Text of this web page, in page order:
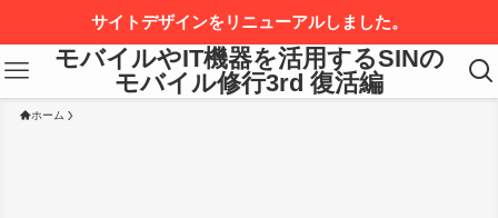
サイトデザインをリニューアルしました。
モバイルやIT機器を活用するSINの
モバイル修行3rd 復活編
ホーム